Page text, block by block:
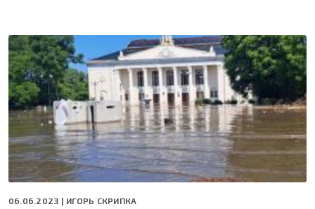
06.06.2023 | ИГОРЬ СКРИПКА